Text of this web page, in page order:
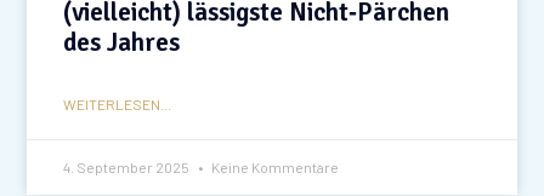
(vielleicht) lässigste Nicht‑Pärchen
des Jahres
WEITERLESEN...
4. September 2025 Keine Kommentare